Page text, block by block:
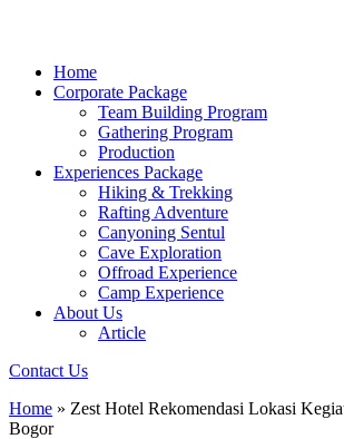
Home
Corporate Package
Team Building Program
Gathering Program
Production
Experiences Package
Hiking & Trekking
Rafting Adventure
Canyoning Sentul
Cave Exploration
Offroad Experience
Camp Experience
About Us
Article
Contact Us
Home » Zest Hotel Rekomendasi Lokasi
Bogor